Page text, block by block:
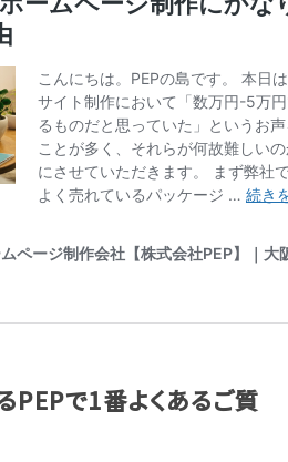
PEPで1番よくあるご質